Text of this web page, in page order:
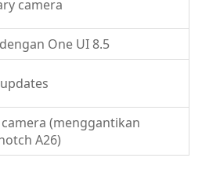
camera
One UI 8.5
(menggantikan
A26)